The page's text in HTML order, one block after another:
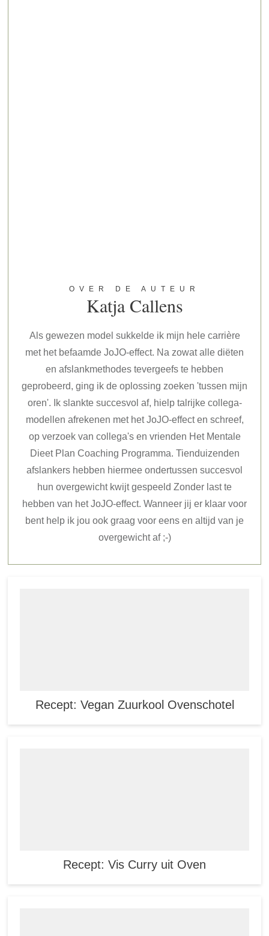
OVER DE AUTEUR
Katja Callens
Als gewezen model sukkelde ik mijn hele carrière
met het befaamde JoJO-effect. Na zowat alle diëten
en afslankmethodes tevergeefs te hebben
geprobeerd, ging ik de oplossing zoeken 'tussen mijn
oren'. Ik slankte succesvol af, hielp talrijke collega-
modellen afrekenen met het JoJO-effect en schreef,
op verzoek van collega's en vrienden Het Mentale
Dieet Plan Coaching Programma. Tienduizenden
afslankers hebben hiermee ondertussen succesvol
hun overgewicht kwijt gespeeld Zonder last te
hebben van het JoJO-effect. Wanneer jij er klaar voor
bent help ik jou ook graag voor eens en altijd van je
overgewicht af ;-)
Recept: Vegan Zuurkool Ovenschotel
Recept: Vis Curry uit Oven